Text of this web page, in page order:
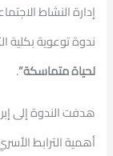
إدارة النشاط
ندوة توعوية بكلية
لحياة متماسكة”.
هدفت الندوة إلى
أهمية الترابط